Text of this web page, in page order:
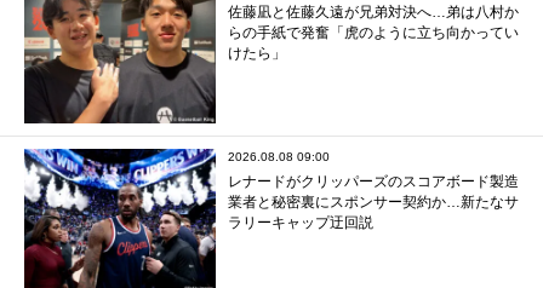
佐藤凪と佐藤久遠が兄弟対決へ…弟は八村か
らの手紙で発奮「虎のように立ち向かってい
けたら」
2026.08.08 09:00
レナードがクリッパーズのスコアボード製造
業者と秘密裏にスポンサー契約か‬…新たなサ
ラリーキャップ迂回説